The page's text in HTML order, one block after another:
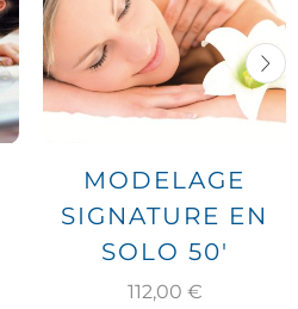
MODELAGE
SIGNATURE EN
SOLO 50′
112,00 €